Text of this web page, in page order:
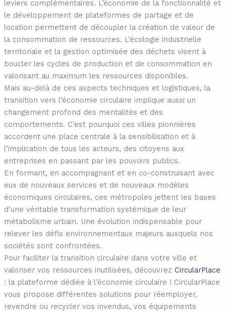
leviers complémentaires. L’économie de la fonctionnalité et
le développement de plateformes de partage et de
location permettent de découpler la création de valeur de
la consommation de ressources. L’écologie industrielle
territoriale et la gestion optimisée des déchets visent à
boucler les cycles de production et de consommation en
valorisant au maximum les ressources disponibles.
Mais au-delà de ces aspects techniques et logistiques, la
transition vers l’économie circulaire implique aussi un
changement profond des mentalités et des
comportements. C’est pourquoi ces villes pionnières
accordent une place centrale à la sensibilisation et à
l’implication de tous les acteurs, des citoyens aux
entreprises en passant par les pouvoirs publics.
En formant, en accompagnant et en co-construisant avec
eux de nouveaux services et de nouveaux modèles
économiques circulaires, ces métropoles jettent les bases
d’une véritable transformation systémique de leur
métabolisme urbain. Une évolution indispensable pour
relever les défis environnementaux majeurs auxquels nos
sociétés sont confrontées.
Pour faciliter la transition circulaire dans votre ville et
valoriser vos ressources inutilisées, découvrez CircularPlace
: la plateforme dédiée à l’économie circulaire ! CircularPlace
vous propose différentes solutions pour réemployer,
revendre ou recycler vos invendus, vos équipements